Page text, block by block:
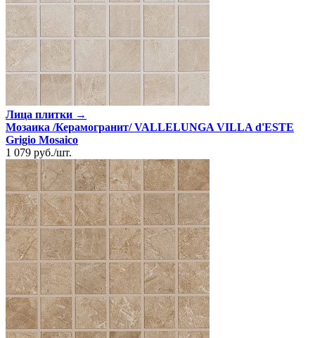
Лица плитки →
Мозаика /Керамогранит/ VALLELUNGA VILLA d'ESTE
Grigio Mosaico
1 079 руб./шт.